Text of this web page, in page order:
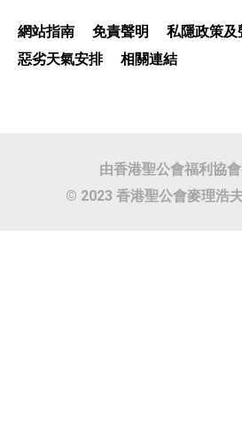
網站指南 免責聲明
私隱政策及
惡劣天氣安排
相關連結
由香港聖公會福利協
© 2023 香港聖公會麥理浩